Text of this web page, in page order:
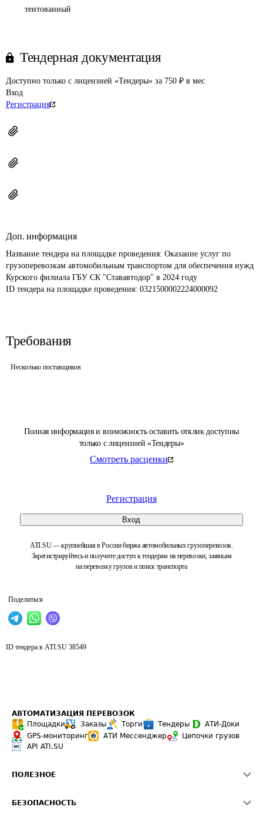
Полная информация и возможность оставить отклик доступны
только с лицензией «Тендеры»
Смотреть расценки
Регистрация
Вход
ATI.SU — крупнейшая в России биржа автомобильных грузоперевозок.
Зарегистрируйтесь и получите доступ к тендерам на перевозки, заявкам
на перевозку грузов и поиск транспорта
Поделиться
тентованный
Тендерная документация
Доступно только с лицензией «Тендеры» за 750 ₽ в мес
Вход
Регистрация
Доп. информация
Название тендера на площадке проведения: Оказание услуг по
грузоперевозкам автомобильным транспортом для обеспечения нужд
Курского филиала ГБУ СК "Стававтодор" в 2024 году
ID тендера на площадке проведения: 0321500002224000092
Требования
Несколько поставщиков
ID тендера в ATI.SU 38549
АВТОМАТИЗАЦИЯ ПЕРЕВОЗОК
Площадки
Заказы Торги Тендеры
АТИ-Доки
GPS-мониторинг
АТИ Мессенджер
Цепочки грузов
API ATI.SU
ПОЛЕЗНОЕ
БЕЗОПАСНОСТЬ